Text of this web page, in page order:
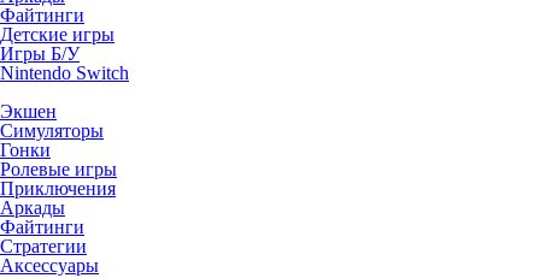
Файтинги
Детские игры
Игры Б/У
Nintendo Switch
Экшен
Симуляторы
Гонки
Ролевые игры
Приключения
Аркады
Файтинги
Стратегии
Аксессуары